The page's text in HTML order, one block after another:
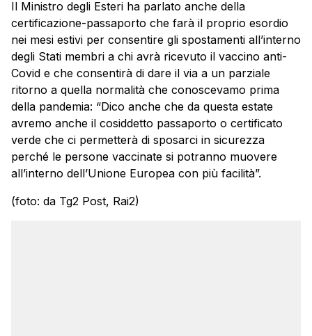
Il Ministro degli Esteri ha parlato anche della
certificazione-passaporto che farà il proprio esordio
nei mesi estivi per consentire gli spostamenti all’interno
degli Stati membri a chi avrà ricevuto il vaccino anti-
Covid e che consentirà di dare il via a un parziale
ritorno a quella normalità che conoscevamo prima
della pandemia: “Dico anche che da questa estate
avremo anche il cosiddetto passaporto o certificato
verde che ci permetterà di sposarci in sicurezza
perché le persone vaccinate si potranno muovere
all’interno dell’Unione Europea con più facilità”.
(foto: da Tg2 Post, Rai2)